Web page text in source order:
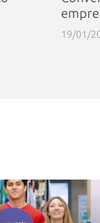
19/01/